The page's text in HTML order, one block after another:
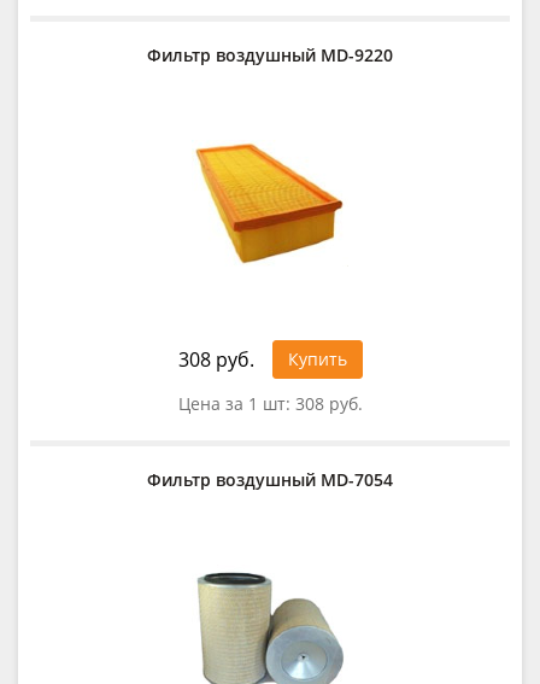
Фильтр воздушный MD-9220
308 руб.
Купить
Цена за 1 шт: 308 руб.
Фильтр воздушный MD-7054